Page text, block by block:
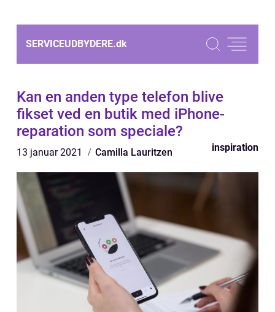
SERVICEUDBYDERE.dk
Kan en anden type telefon blive
fikset ved en butik med iPhone-
reparation som speciale?
13 januar 2021 Camilla Lauritzen inspiration